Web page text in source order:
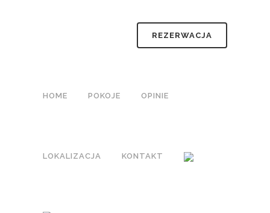
REZERWACJA
HOME POKOJE OPINIE
LOKALIZACJA KONTAKT